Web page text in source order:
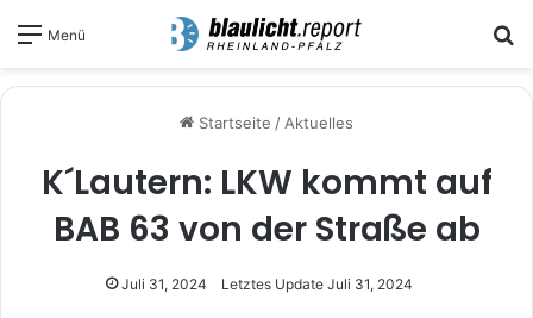
Menü
Startseite / Aktuelles
K´Lautern: LKW kommt auf
BAB 63 von der Straße ab
Juli 31, 2024 Letztes Update Juli 31, 2024